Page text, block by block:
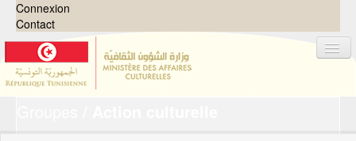
Connexion
Contact